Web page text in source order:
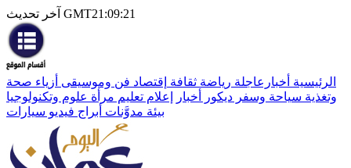
آخر تحديث GMT21:09:21
الرئيسية أخبارعاجلة رياضة ثقافة إقتصاد فن وموسيقى أزياء صحة
وتغذية سياحة وسفر ديكور أخبار إعلام تعليم مرأة علوم وتكنولوجيا
بيئة مدوَّنات أبراج فيديو سيارات